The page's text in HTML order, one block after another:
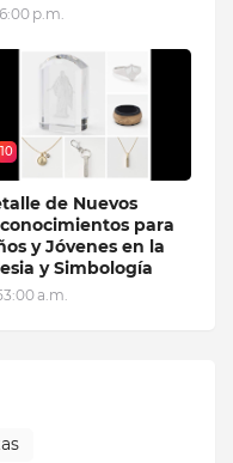
p.m.
10
de Nuevos
para
y Jóvenes en la
y Simbología
a.m.